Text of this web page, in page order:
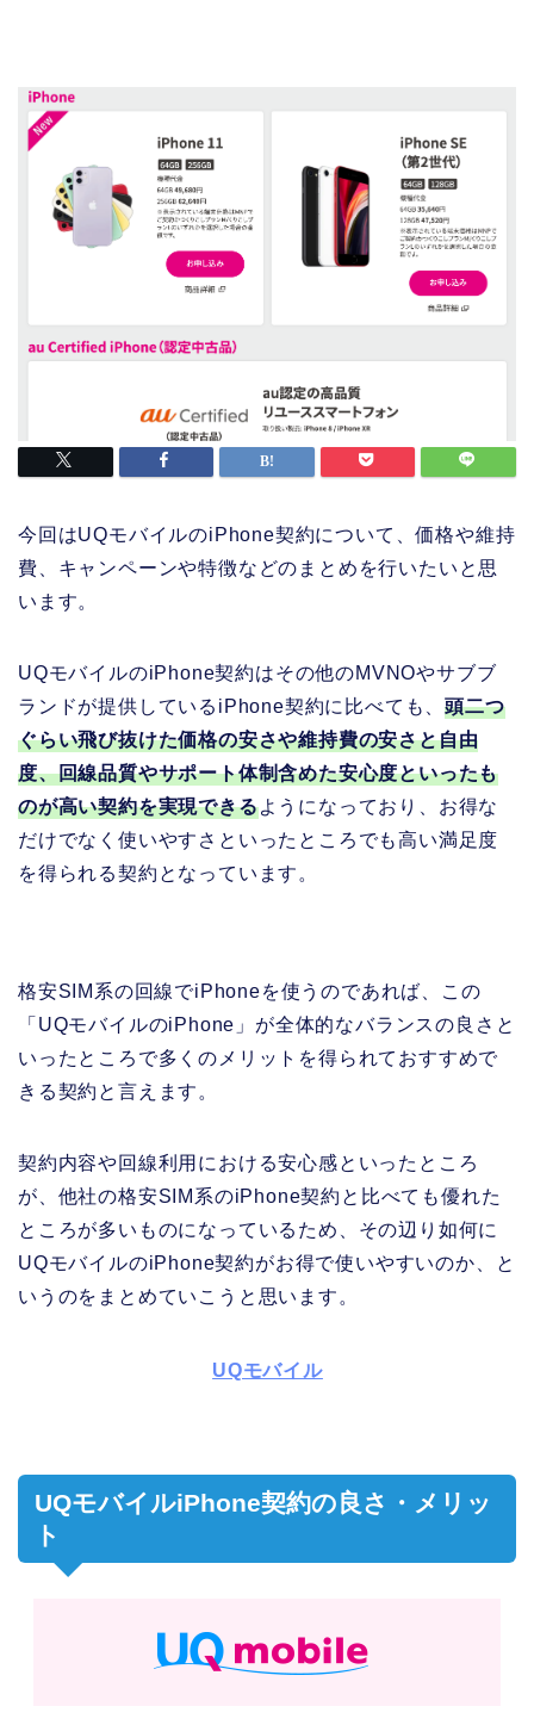
今回はUQモバイルのiPhone契約について、価格や維持
費、キャンペーンや特徴などのまとめを行いたいと思
います。
UQモバイルのiPhone契約はその他のMVNOやサブブ
ランドが提供しているiPhone契約に比べても、頭二つ
ぐらい飛び抜けた価格の安さや維持費の安さと自由
度、回線品質やサポート体制含めた安心度といったも
のが高い契約を実現できるようになっており、お得な
だけでなく使いやすさといったところでも高い満足度
を得られる契約となっています。
格安SIM系の回線でiPhoneを使うのであれば、この
「UQモバイルのiPhone」が全体的なバランスの良さと
いったところで多くのメリットを得られておすすめで
きる契約と言えます。
契約内容や回線利用における安心感といったところ
が、他社の格安SIM系のiPhone契約と比べても優れた
ところが多いものになっているため、その辺り如何に
UQモバイルのiPhone契約がお得で使いやすいのか、と
いうのをまとめていこうと思います。
UQモバイル
UQモバイルiPhone契約の良さ・メリッ
ト